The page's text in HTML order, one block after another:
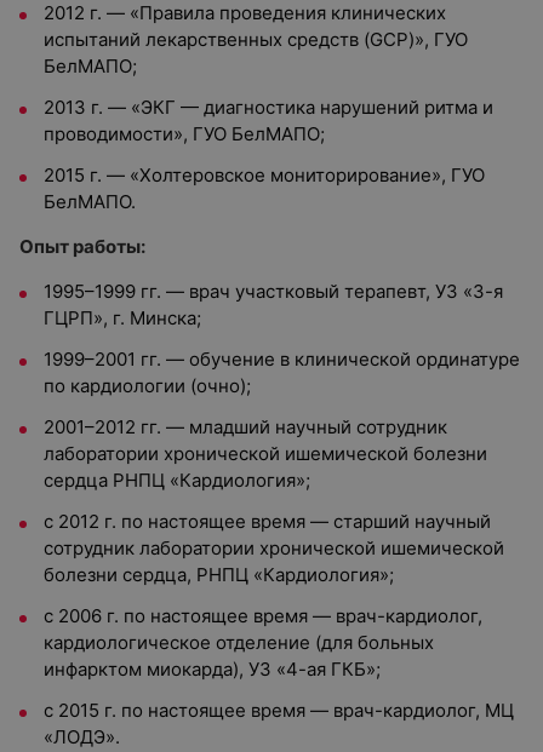
2012 г. — «Правила проведения клинических
испытаний лекарственных средств (GCP)», ГУО
БелМАПО;
2013 г. — «ЭКГ — диагностика нарушений ритма и
проводимости», ГУО БелМАПО;
2015 г. — «Холтеровское мониторирование», ГУО
БелМАПО.
Опыт работы:
1995–1999 гг. — врач участковый терапевт, УЗ «3-я
ГЦРП», г. Минска;
1999–2001 гг. — обучение в клинической ординатуре
по кардиологии (очно);
2001–2012 гг. — младший научный сотрудник
лаборатории хронической ишемической болезни
сердца РНПЦ «Кардиология»;
с 2012 г. по настоящее время — старший научный
сотрудник лаборатории хронической ишемической
болезни сердца, РНПЦ «Кардиология»;
с 2006 г. по настоящее время — врач-кардиолог,
кардиологическое отделение (для больных
инфарктом миокарда), УЗ «4-ая ГКБ»;
с 2015 г. по настоящее время — врач-кардиолог, МЦ
«ЛОДЭ».